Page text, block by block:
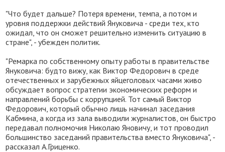
"Что будет дальше? Потеря времени, темпа, а потом и
уровня поддержки действий Януковича - среди тех, кто
ожидал, что он сможет решительно изменить ситуацию в
стране", - убежден политик.
"Ремарка по собственному опыту работы в правительстве
Януковича: будто вижу, как Виктор Федорович в среде
отечественных и зарубежных яйцеголовых часами живо
обсуждает вопрос стратегии экономических реформ и
направлений борьбы с коррупцией. Тот самый Виктор
Федорович, который обычно лишь начинал заседания
Кабмина, а когда из зала выводили журналистов, он быстро
передавал полномочия Николаю Яновичу, и тот проводил
большинство заседаний правительства вместо Януковича", -
рассказал А.Гриценко.